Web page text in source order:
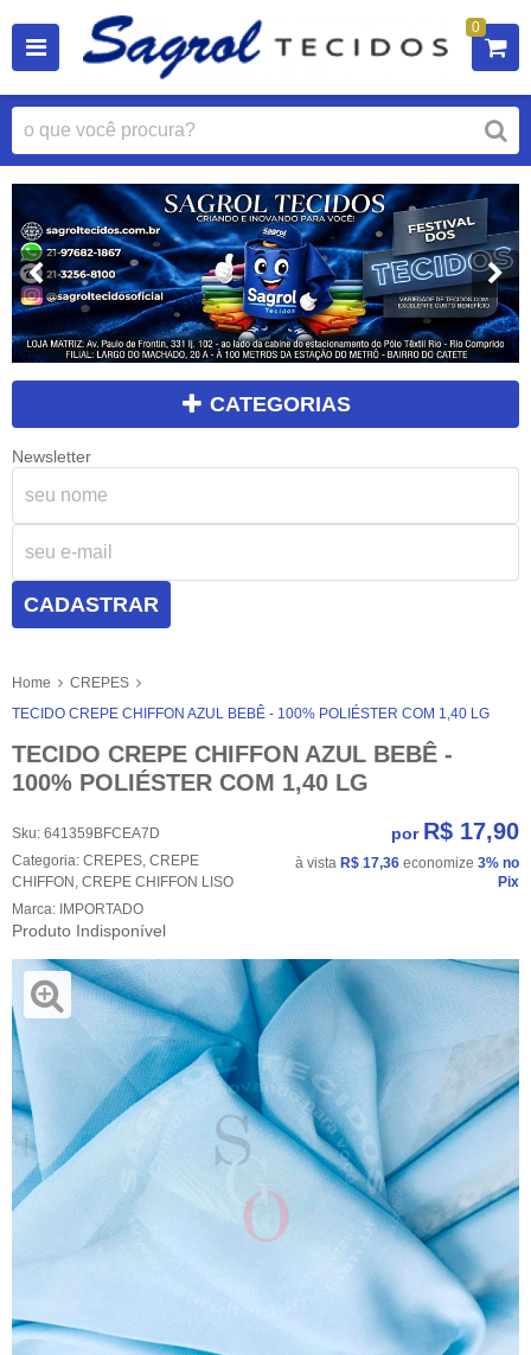
0
CATEGORIAS
Newsletter
CADASTRAR
Home
CREPES
TECIDO CREPE CHIFFON AZUL BEBÊ - 100% POLIÉSTER COM 1,40 LG
TECIDO CREPE CHIFFON AZUL BEBÊ -
100% POLIÉSTER COM 1,40 LG
Sku: 641359BFCEA7D
Categoria: CREPES, CREPE
CHIFFON , CREPE CHIFFON LISO
Marca: IMPORTADO
Produto Indisponível
por R$ 17,90
à vista R$ 17,36 economize 3% no
Pix